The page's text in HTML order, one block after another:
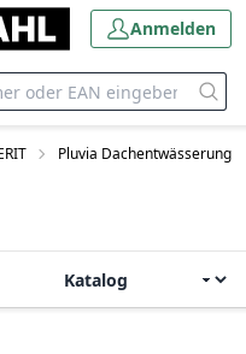
Anmelden
Pluvia Dachentwässerung